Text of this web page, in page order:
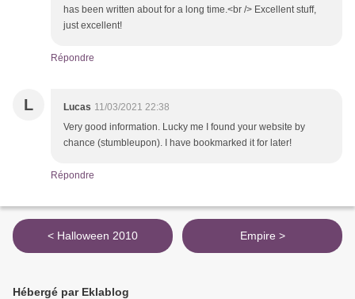
has been written about for a long time.<br /> Excellent stuff,
just excellent!
Répondre
L Lucas 11/03/2021 22:38
Very good information. Lucky me I found your website by
chance (stumbleupon). I have bookmarked it for later!
Répondre
< Halloween 2010 Empire >
Hébergé par Eklablog